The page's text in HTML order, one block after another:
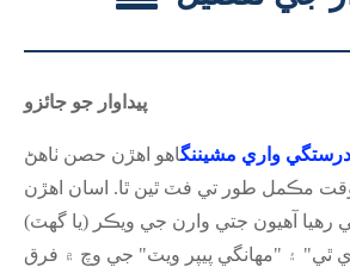
پيداوار جو جائزو
درستگي واري مشيننگاهو اهڙن حصن ٺاهڻ
مڪمل طور تي فٽ ٿين ٿا. اسان اهڙن
رهيا آهيون جتي وارن جي ويڪر (يا گهٽ)
۽ "مهانگي پيپر ويٽ" جي وچ ۾ فرق